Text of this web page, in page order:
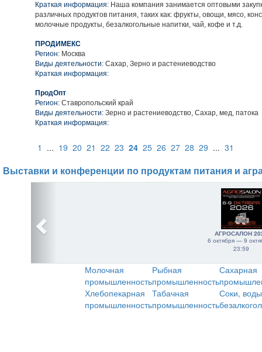
Краткая информация: Наша компания занимается оптовыми
различных продуктов питания, таких как: фрукты, овощи, мясо,
молочные продукты, безалкогольные напитки, чай, кофе и т.д.
ПРОДИМЕКС
Регион: Москва
Виды деятельности: Сахар, Зерно и растениеводство
Краткая информация:
ПродОпт
Регион: Ставропольский край
Виды деятельности: Зерно и растениеводство, Сахар, мед, патока
Краткая информация:
1 ... 19 20 21 22 23 24 25 26 27 28 29 ... 31
Выставки и конференции по продуктам питания и
АГРОСАЛОН
6 октября — 9
23:59
Молочная
промышленность
Рыбная
промышленность
Сахарная
Хлебопекарная
промышленность
Табачная
промышленность
Соки,